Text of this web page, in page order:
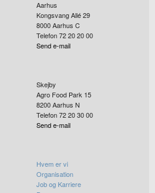
Aarhus
Kongsvang Allé 29
8000Aarhus C
Telefon 72 20 20 00
Send e-mail
Skejby
Agro Food Park 15
8200Aarhus N
Telefon 72 20 30 00
Send e-mail
Hvem er vi
Organisation
Job og Karriere